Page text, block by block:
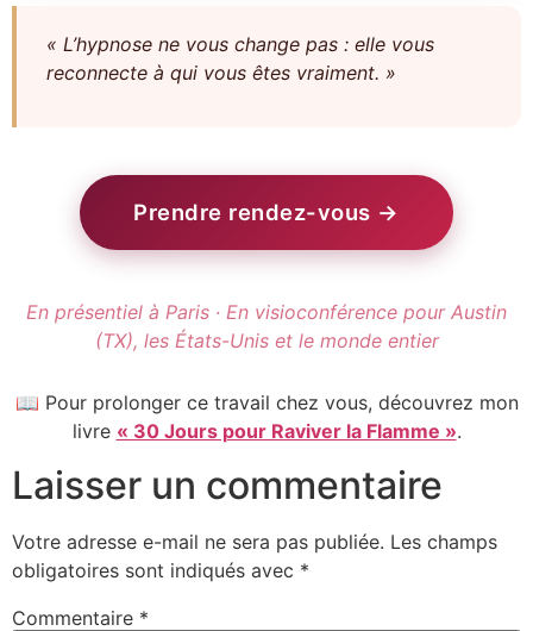
« L’hypnose ne vous change pas : elle vous
reconnecte à qui vous êtes vraiment. »
Prendre rendez-vous →
En présentiel à Paris · En visioconférence pour Austin
(TX), les États-Unis et le monde entier
📖 Pour prolonger ce travail chez vous, découvrez mon
livre « 30 Jours pour Raviver la Flamme ».
Laisser un commentaire
Votre adresse e-mail ne sera pas publiée. Les champs
obligatoires sont indiqués avec *
Commentaire *